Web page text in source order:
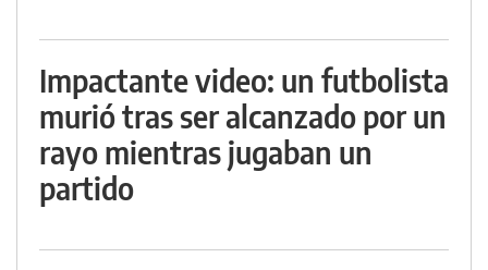
Impactante video: un futbolista
murió tras ser alcanzado por un
rayo mientras jugaban un
partido